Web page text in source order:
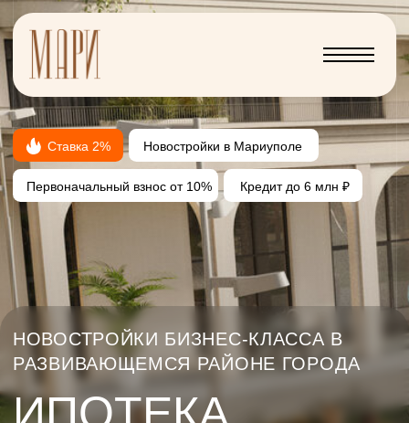
ИПОТЕКА
В МАРИУПОЛЕ
– СТАВКА 2%
Ставка 2%
Первоначальный взнос от 10%
Новостройки в Мариуполе
НОВОСТРОЙКИ БИЗНЕС-КЛАССА В
РАЗВИВАЮЩЕМСЯ РАЙОНЕ ГОРОДА